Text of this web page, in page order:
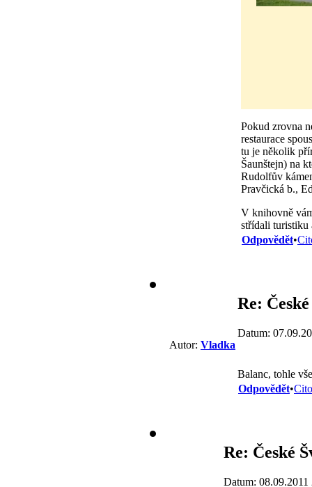
Pokud zrovna
restaurace
tu je několik
Šaunštejn) na
Rudolfův
Pravčická b.,
V knihovně
střídali turistiku
Odpovědět•
Autor: Vladka
Re:
Datum:
Balanc, tohle
Odpovědět•
Re: České
Datum: 08.09.2011